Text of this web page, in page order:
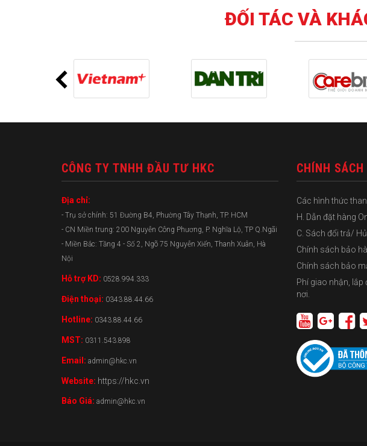
ĐỐI TÁC VÀ
CÔNG TY TNHH ĐẦU TƯ HKC
Địa chỉ:
- Trụ sở chính: 51 Đường B4, Phường Tây Thạnh, TP. HCM
- CN Miền trung: 200 Nguyễn Công Phương, P. Nghĩa Lộ, TP Q.Ngãi
- Miền Bắc: Tầng 4 - Số 2, Ngõ 75 Nguyễn Xiển, Thanh Xuân, Hà
Nội
Hỗ trợ KD: 0528.994.333
Điện thoại: 0343.88.44.66
Hotline: 0343.88.44.66
MST: 0311.543.898
Email: admin@hkc.vn
Website: https://hkc.vn
Báo Giá: admin@hkc.vn
CHÍNH SÁCH
Các hình thức
H. Dẫn đặt hàng
C. Sách đổi trả/
Chính sách bảo
Chính sách bảo
Phí giao nhận, lắp
nơi.